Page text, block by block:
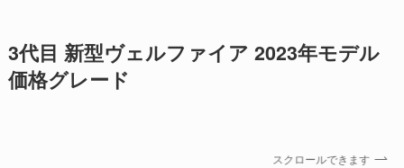
3代目 新型ヴェルファイア 2023年モデル
価格グレード
スクロールできます